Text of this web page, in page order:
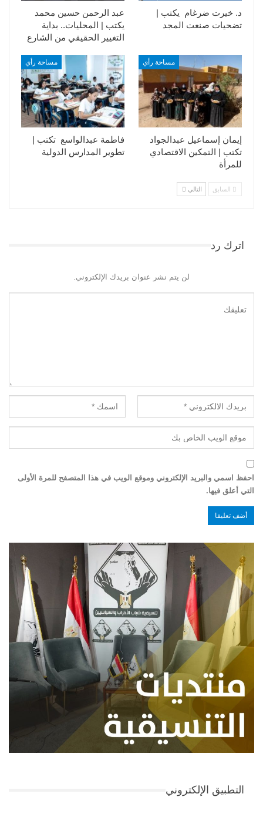
عبد الرحمن حسين محمد
يكتب | المحليات.. بداية
التغيير الحقيقي من الشارع
د. خيرت ضرغام يكتب |
تضحيات صنعت المجد
مساحة رأي
فاطمة عبدالواسع تكتب |
تطوير المدارس الدولية
مساحة رأي
إيمان إسماعيل عبدالجواد
تكتب | التمكين الاقتصادي
للمرأة
السابق التالي
اترك رد
لن يتم نشر عنوان بريدك الإلكتروني.
احفظ اسمي والبريد الإلكتروني وموقع الويب في هذا المتصفح للمرة الأولى
التي أعلق فيها.
التطبيق الإلكتروني